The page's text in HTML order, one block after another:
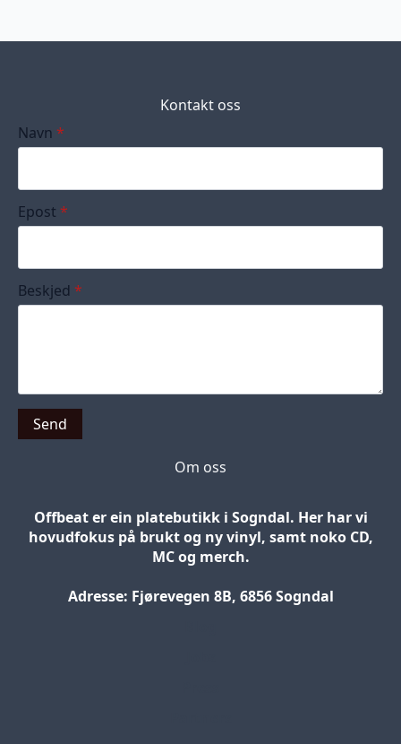
Kontakt oss
Navn *
Epost *
Beskjed *
Send
Om oss
Offbeat er ein platebutikk i Sogndal. Her har vi
hovudfokus på brukt og ny vinyl, samt noko CD,
MC og merch.
Adresse: Fjørevegen 8B, 6856 Sogndal